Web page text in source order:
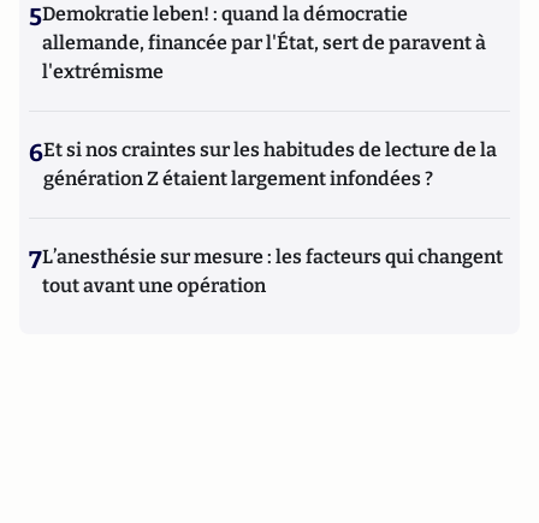
5Demokratie leben! : quand la démocratie
allemande, financée par l'État, sert de paravent à
l'extrémisme
6Et si nos craintes sur les habitudes de lecture de la
génération Z étaient largement infondées ?
7L’anesthésie sur mesure : les facteurs qui changent
tout avant une opération